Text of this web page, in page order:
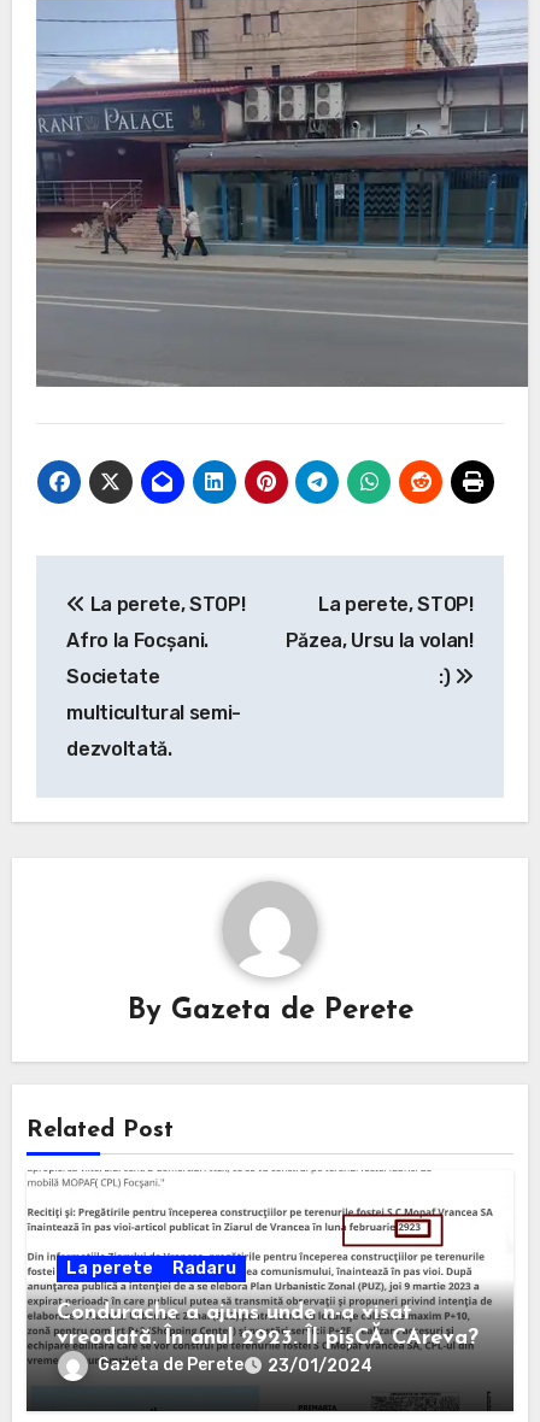
navigation
La perete, STOP!
Afro la Focșani.
Societate
multicultural semi-
dezvoltată.
La perete, STOP!
Păzea, Ursu la volan!
:)
By Gazeta de Perete
Related Post
La perete Radaru
Condurache a ajuns unde n-a visat
vreodată. În anul 2923. Îl pișCĂ CAreva?
Gazeta de Perete 23/01/2024